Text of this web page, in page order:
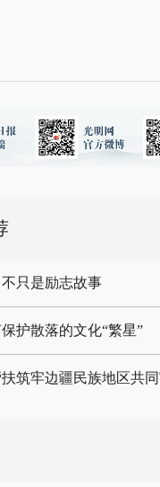
只是励志故事
护散落的文化“繁星”
筑牢边疆民族地区共